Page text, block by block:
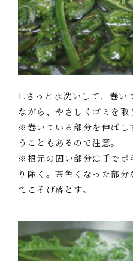
1.さっと水洗いして、巻い
ながら、やさしくゴミを取
※巻いている部分を伸ばし
うこともあるので注意。
※根元の固い部分は手でポ
り除く。茶色くなった部
てこそげ落とす。